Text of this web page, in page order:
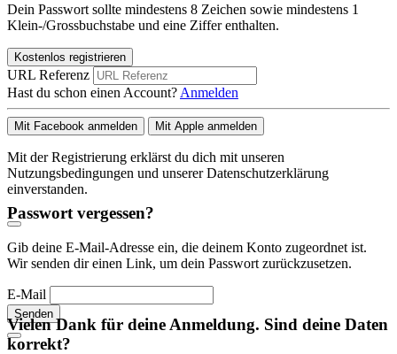
Dein Passwort sollte mindestens 8 Zeichen sowie mindestens 1
Klein-/Grossbuchstabe und eine Ziffer enthalten.
Kostenlos registrieren
URL Referenz
Hast du schon einen Account? Anmelden
Mit Facebook anmelden Mit Apple anmelden
Mit der Registrierung erklärst du dich mit unseren
Nutzungsbedingungen und unserer Datenschutzerklärung
einverstanden.
Passwort vergessen?
Gib deine E-Mail-Adresse ein, die deinem Konto zugeordnet ist.
Wir senden dir einen Link, um dein Passwort zurückzusetzen.
E-Mail
Senden
Vielen Dank für deine Anmeldung. Sind deine Daten
korrekt?